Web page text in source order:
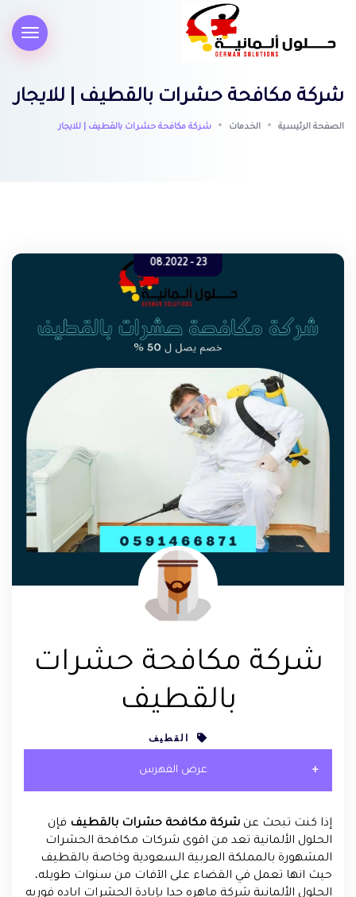
شركة مكافحة حشرات بالقطيف | للايجار
الصفحة الرئيسية الخدمات شركة مكافحة حشرات بالقطيف | للايجار
23 - 08.2022
شركة مكافحة حشرات
بالقطيف
القطيف
عرض الفهرس
إذا كنت تبحث عن شركة مكافحة حشرات بالقطيف فإن
الحلول الألمانية تعد من اقوى شركات مكافحة الحشرات
المشهورة بالمملكة العربية السعودية وخاصة بالقطيف
حيث انها تعمل في القضاء على الآفات من سنوات طويله،
الحلول الألمانية شركة ماهره جدا بإبادة الحشرات اباده فوريه